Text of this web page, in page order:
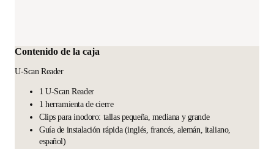
Contenido de la caja
U-Scan Reader
1 U-Scan Reader
1 herramienta de cierre
Clips para inodoro: tallas pequeña, mediana y grande
Guía de instalación rápida (inglés, francés, alemán, italiano,
español)